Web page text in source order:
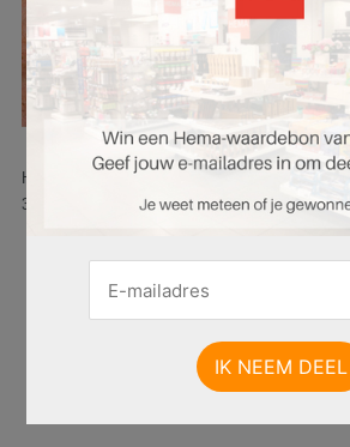
Hier is pagina 31 van 36 pagina's van de
30.06.2025 tot 13.07.2025.